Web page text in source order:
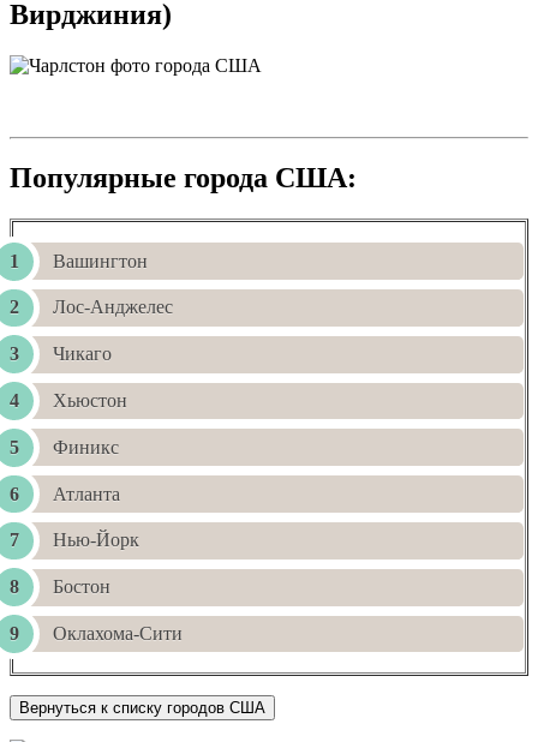
Вирджиния)
Популярные города США:
Вашингтон
Лос-Анджелес
Чикаго
Хьюстон
Финикс
Атланта
Нью-Йорк
Бостон
Оклахома-Сити
Вернуться к списку городов США